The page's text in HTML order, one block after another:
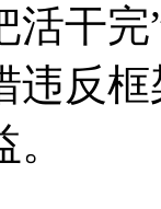
活干
违反